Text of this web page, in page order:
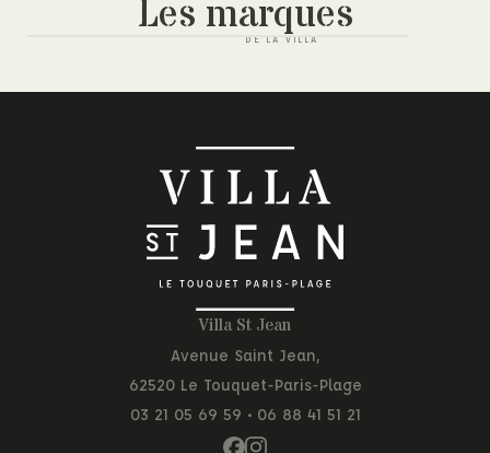
Les marques
Villa St Jean
Avenue Saint Jean,
62520 Le Touquet-Paris-Plage
03 21 05 69 59 • 06 88 41 51 21